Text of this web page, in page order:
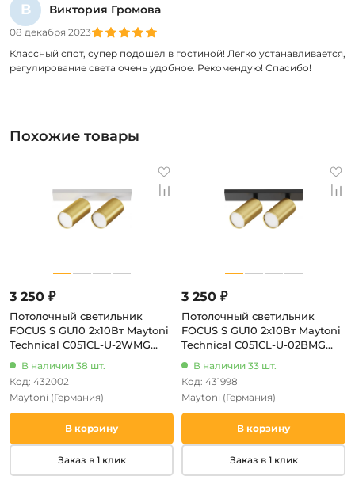
В Виктория Громова
08 декабря 2023
Классный спот, супер подошел в гостиной! Легко устанавливается,
регулирование света очень удобное. Рекомендую! Спасибо!
Похожие товары
3 250 ₽
Потолочный светильник
FOCUS S GU10 2x10Вт Maytoni
Technical C051CL-U-2WMG
В наличии 38 шт.
Код: 432002
Maytoni (Германия)
В корзину
Заказ в 1 клик
3 250 ₽
Потолочный светильник
FOCUS S GU10 2x10Вт Maytoni
Technical C051CL-U-02BMG
В наличии 33 шт.
Код: 431998
Maytoni (Германия)
В корзину
Заказ в 1 клик